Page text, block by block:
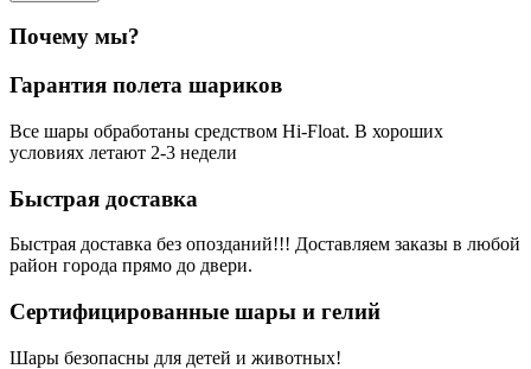
Почему мы?
Гарантия полета шариков
Все шары обработаны средством Hi-Float. В хороших
условиях летают 2-3 недели
Быстрая доставка
Быстрая доставка без опозданий!!! Доставляем заказы в любой
район города прямо до двери.
Сертифицированные шары и гелий
Шары безопасны для детей и животных!